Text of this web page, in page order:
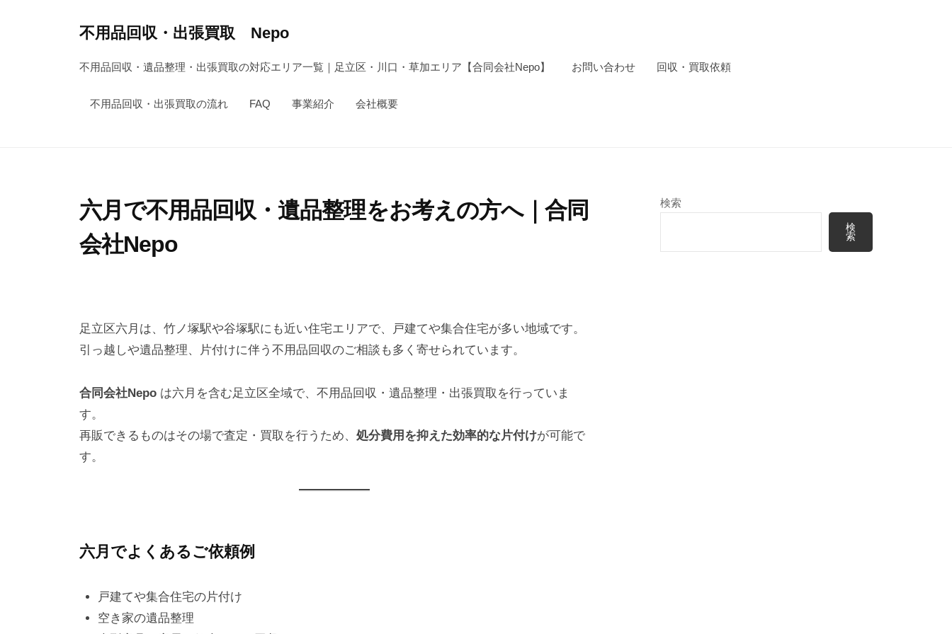
不用品回収・出張買取 Nepo
不用品回収・遺品整理・出張買取の対応エリア一覧｜足立区・川口・草加エリア【合同会社Nepo】 お問い合わせ 回収・買取依頼
不用品回収・出張買取の流れ FAQ 事業紹介 会社概要
六月で不用品回収・遺品整理をお考えの方へ｜合同
会社Nepo
5
年
月
2
9
日
e
p
足立区六月は、竹ノ塚駅や谷塚駅にも近い住宅エリアで、戸建てや集合住宅が多い地域です。
引っ越しや遺品整理、片付けに伴う不用品回収のご相談も多く寄せられています。
合同会社Nepo は六月を含む足立区全域で、不用品回収・遺品整理・出張買取を行っていま
す。
再販できるものはその場で査定・買取を行うため、 処分費用を抑えた効率的な片付けが可能で
す。
六月でよくあるご依頼例
戸建てや集合住宅の片付け
空き家の遺品整理
検索
検
索